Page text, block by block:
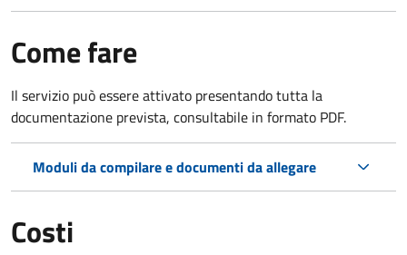
Come fare
Il servizio può essere attivato presentando tutta la
documentazione prevista, consultabile in formato PDF.
Moduli da compilare e documenti da allegare
Costi